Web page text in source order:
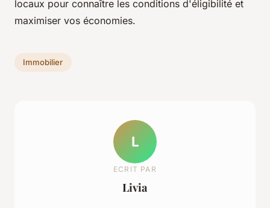
locaux pour connaître les conditions d'éligibilité et
maximiser vos économies.
Immobilier
L
ECRIT PAR
Livia